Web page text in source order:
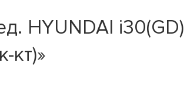
i30(GD)
кт)»